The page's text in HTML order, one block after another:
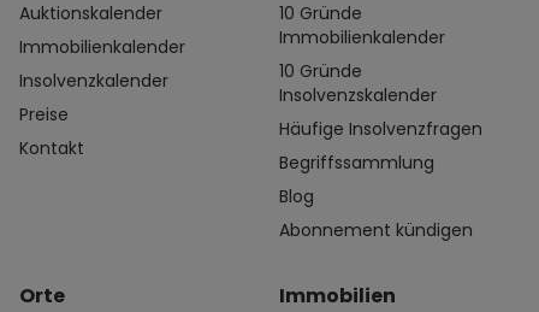
Auktionskalender
Immobilienkalender
Insolvenzkalender
Preise
Kontakt
10 Gründe
Immobilienkalender
10 Gründe
Insolvenzskalender
Häufige Insolvenzfragen
Begriffssammlung
Blog
Abonnement kündigen
Orte Immobilien